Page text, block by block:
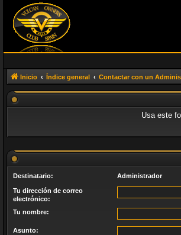
Inicio Índice general Contactar con un
Usa este
Destinatario: Administrador
Tu dirección de correo
electrónico:
Tu nombre:
Asunto: